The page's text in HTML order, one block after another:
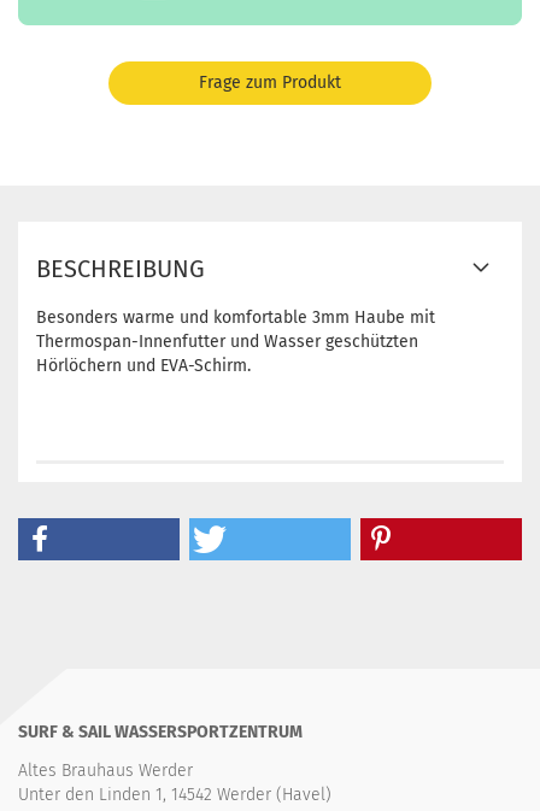
Frage zum Produkt
BESCHREIBUNG
Besonders warme und komfortable 3mm Haube mit
Thermospan-Innenfutter und Wasser geschützten
Hörlöchern und EVA-Schirm.
SURF & SAIL WASSERSPORTZENTRUM
Altes Brauhaus Werder
Unter den Linden 1, 14542 Werder (Havel)